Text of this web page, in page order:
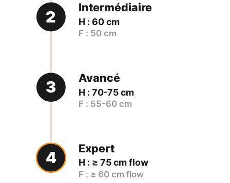
2
Intermédiaire
H : 60 cm
F : 50 cm
3
Avancé
H : 70-75 cm
F : 55-60 cm
4
Expert
H : ≥ 75 cm flow
F : ≥ 60 cm flow